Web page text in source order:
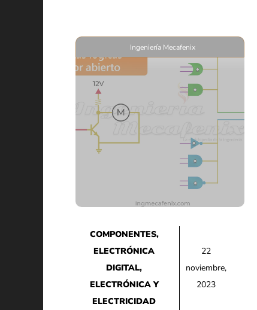
Ingeniería Mecafenix
COMPONENTES,
ELECTRÓNICA
DIGITAL,
ELECTRÓNICA Y
ELECTRICIDAD
22
noviembre,
2023